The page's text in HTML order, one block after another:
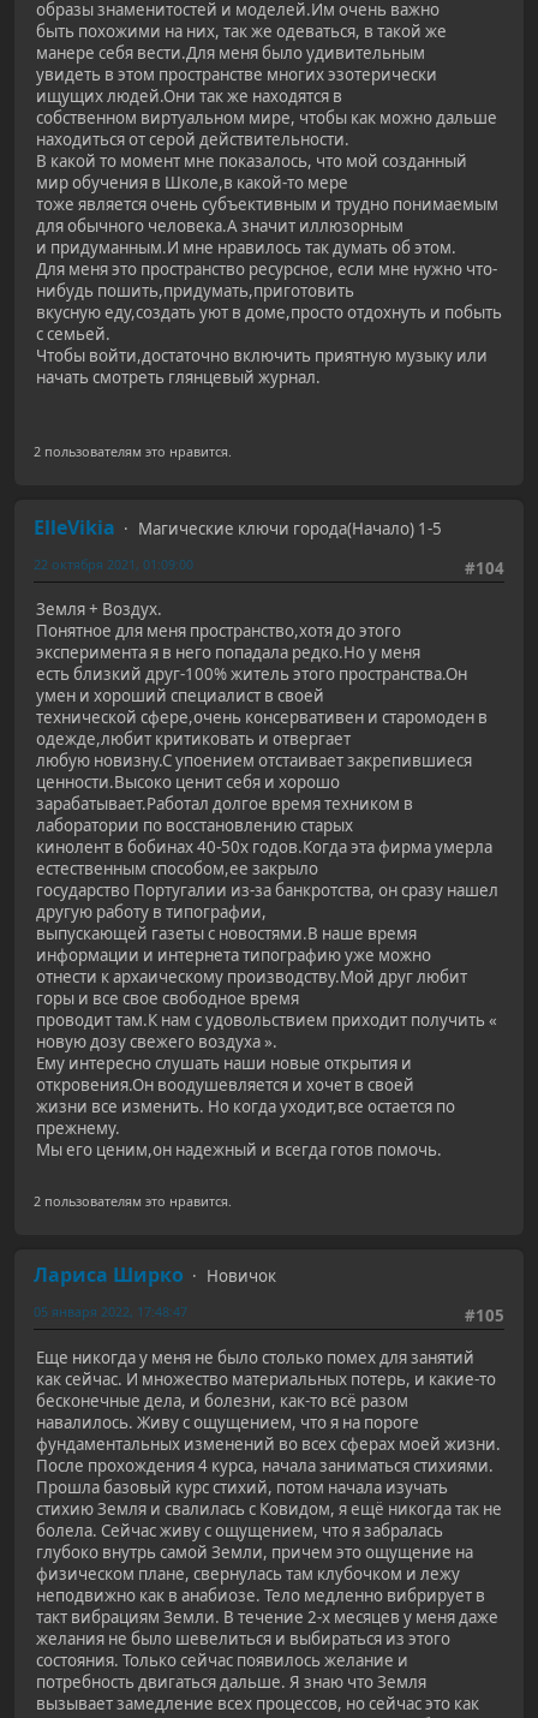
образы знаменитостей и моделей.Им очень важно
быть похожими на них, так же одеваться, в такой же
манере себя вести.Для меня было удивительным
увидеть в этом пространстве многих эзотерически
ищущих людей.Они так же находятся в
собственном виртуальном мире, чтобы как можно дальше
находиться от серой действительности.
В какой то момент мне показалось, что мой созданный
мир обучения в Школе,в какой-то мере
тоже является очень субъективным и трудно понимаемым
для обычного человека.А значит иллюзорным
и придуманным.И мне нравилось так думать об этом.
Для меня это пространство ресурсное, если мне нужно что-
нибудь пошить,придумать,приготовить
вкусную еду,создать уют в доме,просто отдохнуть и побыть
с семьей.
Чтобы войти,достаточно включить приятную музыку или
начать смотреть глянцевый журнал.
2 пользователям это нравится.
ElleVikia
Магические ключи города(Начало) 1-5
#104
22 октября 2021, 01:09:00
Земля + Воздух.
Понятное для меня пространство,хотя до этого
эксперимента я в него попадала редко.Но у меня
есть близкий друг-100% житель этого пространства.Он
умен и хороший специалист в своей
технической сфере,очень консервативен и старомоден в
одежде,любит критиковать и отвергает
любую новизну.С упоением отстаивает закрепившиеся
ценности.Высоко ценит себя и хорошо
зарабатывает.Работал долгое время техником в
лаборатории по восстановлению старых
кинолент в бобинах 40-50х годов.Когда эта фирма умерла
естественным способом,ее закрыло
государство Португалии из-за банкротства, он сразу нашел
другую работу в типографии,
выпускающей газеты с новостями.В наше время
информации и интернета типографию уже можно
отнести к архаическому производству.Мой друг любит
горы и все свое свободное время
проводит там.К нам с удовольствием приходит получить «
новую дозу свежего воздуха ».
Ему интересно слушать наши новые открытия и
откровения.Он воодушевляется и хочет в своей
жизни все изменить. Но когда уходит,все остается по
прежнему.
Мы его ценим,он надежный и всегда готов помочь.
2 пользователям это нравится.
Лариса Ширко
Новичок
#105
05 января 2022, 17:48:47
Еще никогда у меня не было столько помех для занятий
как сейчас. И множество материальных потерь, и какие-то
бесконечные дела, и болезни, как-то всё разом
навалилось. Живу с ощущением, что я на пороге
фундаментальных изменений во всех сферах моей жизни.
После прохождения 4 курса, начала заниматься стихиями.
Прошла базовый курс стихий, потом начала изучать
стихию Земля и свалилась с Ковидом, я ещё никогда так не
болела. Сейчас живу с ощущением, что я забралась
глубоко внутрь самой Земли, причем это ощущение на
физическом плане, свернулась там клубочком и лежу
неподвижно как в анабиозе. Тело медленно вибрирует в
такт вибрациям Земли. В течение 2-х месяцев у меня даже
желания не было шевелиться и выбираться из этого
состояния. Только сейчас появилось желание и
потребность двигаться дальше. Я знаю что Земля
вызывает замедление всех процессов, но сейчас это как